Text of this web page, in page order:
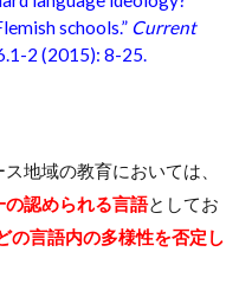
schools.” Current
2 (2015): 8-25.
地域の教育においては、
認められる言語としてお
言語内の多様性を否定し